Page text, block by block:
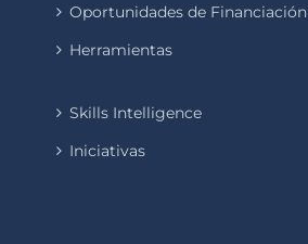
Oportunidades de Financiación
Herramientas
Skills Intelligence
Iniciativas